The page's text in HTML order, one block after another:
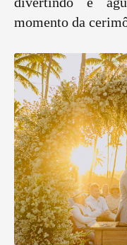
momento da